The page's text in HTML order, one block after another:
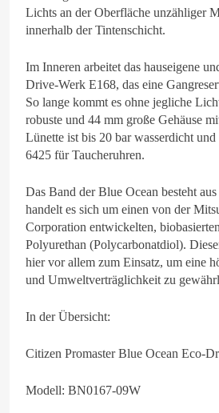
Lichts an der Oberfläche unzähliger
innerhalb der Tintenschicht.
Im Inneren arbeitet das hauseigene
Drive-Werk E168, das eine
So lange kommt es ohne jegliche
robuste und 44 mm große Gehäuse
Lünette ist bis 20 bar wasserdicht
6425 für Taucheruhren.
Das Band der Blue Ocean besteht
handelt es sich um einen von der
Corporation entwickelten,
Polyurethan (Polycarbonatdiol).
hier vor allem zum Einsatz, um eine
und Umweltverträglichkeit zu
In der Übersicht:
Citizen Promaster Blue Ocean Eco-
Modell: BN0167-09W